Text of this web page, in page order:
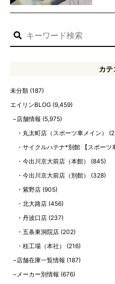
カテ
未分類 (187)
エイリンBLOG (9,459)
店舗情報 (5,975)
丸太町店（スポーツ車メイン）
サイクルハテナ*別館 【スポーツ
今出川京大前店（本館）
(845)
今出川京大前店（別館）
(328)
紫野店 (905)
北大路店 (456)
丹波口店 (237)
五条東洞院店 (202)
桂工場（本社）
(216)
店舗在庫一覧情報 (187)
メーカー別情報 (676)